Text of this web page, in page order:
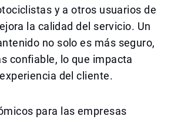
y a otros usuarios de
la calidad del servicio. Un
no solo es más seguro,
confiable, lo que impacta
del cliente.
para las empresas